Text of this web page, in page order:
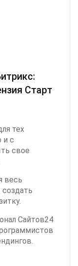
Старт
тех
и с
свое
весь
Сайтов24